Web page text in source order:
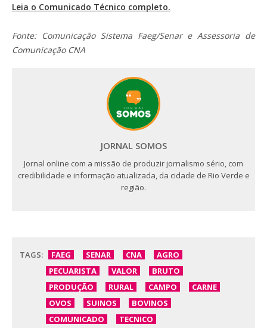
Leia o Comunicado Técnico completo.
Fonte: Comunicação Sistema Faeg/Senar e Assessoria de
Comunicação CNA
JORNAL SOMOS
Jornal online com a missão de produzir jornalismo sério, com
credibilidade e informação atualizada, da cidade de Rio Verde e
região.
TAGS: FAEG SENAR CNA
AGRO
PECUARISTA
VALOR
BRUTO
PRODUÇÃO
RURAL CAMPO
CARNE
OVOS
SUINOS
BOVINOS
COMUNICADO
TECNICO